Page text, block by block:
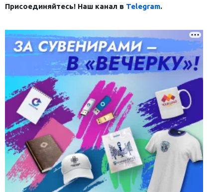
Присоединяйтесь! Наш канал в Telegram.